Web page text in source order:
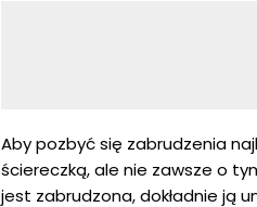
Aby pozbyć się zabrudzenia
ściereczką, ale nie zawsze o
jest zabrudzona, dokładnie ją